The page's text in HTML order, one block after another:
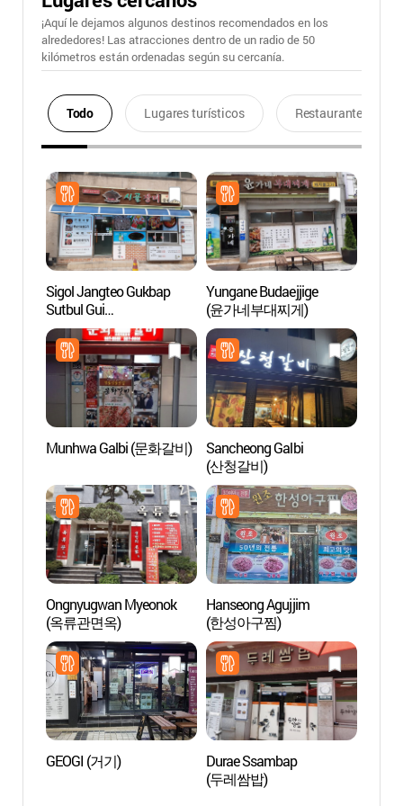
¡Aquí le dejamos algunos destinos recomendados en los
alrededores! Las atracciones dentro de un radio de 50
kilómetros están ordenadas según su cercanía.
Todo Lugares turísticos Restaurantes
Sigol Jangteo Gukbap
Sutbul Gui
(시골장터국밥숯불구이)
Yungane Budaejjige
(윤가네부대찌게)
Munhwa Galbi (문화갈비)
Sancheong Galbi
(산청갈비)
Ongnyugwan Myeonok
(옥류관면옥)
Hanseong Agujjim
(한성아구찜)
GEOGI (거기)
Durae Ssambap
(두레쌈밥)